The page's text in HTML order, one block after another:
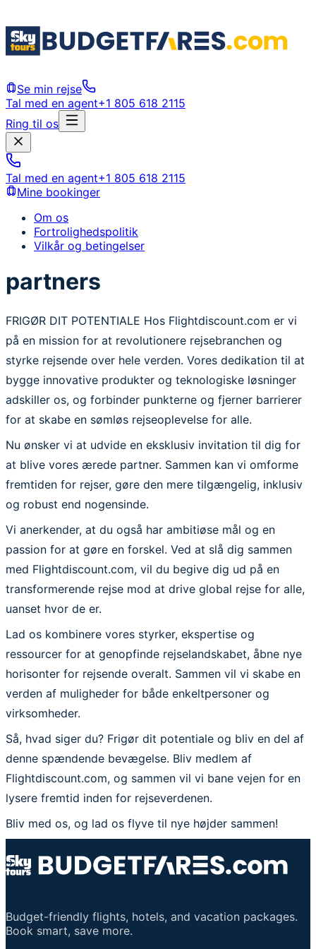
Se min rejse
Tal med en agent+1 805 618 2115
Ring til os
Tal med en agent+1 805 618 2115
Mine bookinger
Om os
Fortrolighedspolitik
Vilkår og betingelser
partners
FRIGØR DIT POTENTIALE Hos Flightdiscount.com er vi
på en mission for at revolutionere rejsebranchen og
styrke rejsende over hele verden. Vores dedikation til at
bygge innovative produkter og teknologiske løsninger
adskiller os, og forbinder punkterne og fjerner barrierer
for at skabe en sømløs rejseoplevelse for alle.
Nu ønsker vi at udvide en eksklusiv invitation til dig for
at blive vores ærede partner. Sammen kan vi omforme
fremtiden for rejser, gøre den mere tilgængelig, inklusiv
og robust end nogensinde.
Vi anerkender, at du også har ambitiøse mål og en
passion for at gøre en forskel. Ved at slå dig sammen
med Flightdiscount.com, vil du begive dig ud på en
transformerende rejse mod at drive global rejse for alle,
uanset hvor de er.
Lad os kombinere vores styrker, ekspertise og
ressourcer for at genopfinde rejselandskabet, åbne nye
horisonter for rejsende overalt. Sammen vil vi skabe en
verden af muligheder for både enkeltpersoner og
virksomheder.
Så, hvad siger du? Frigør dit potentiale og bliv en del af
denne spændende bevægelse. Bliv medlem af
Flightdiscount.com, og sammen vil vi bane vejen for en
lysere fremtid inden for rejseverdenen.
Bliv med os, og lad os flyve til nye højder sammen!
Budget-friendly flights, hotels, and vacation packages.
Book smart, save more.